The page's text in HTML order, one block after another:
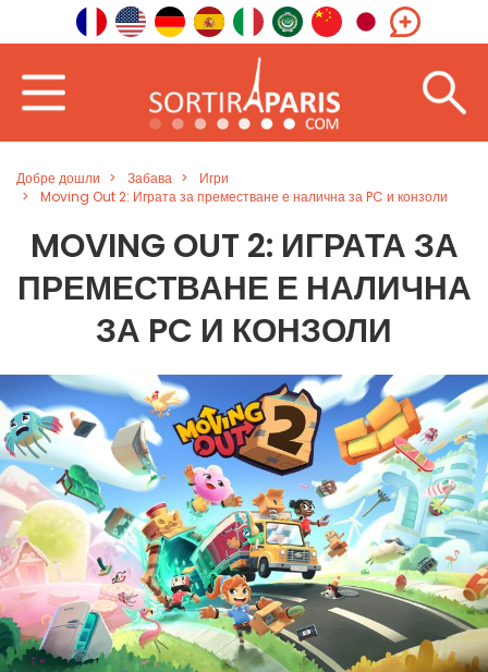
Добре дошли Забава
Игри
Moving Out 2: Играта за преместване е налична за PC и конзоли
MOVING OUT 2: ИГРАТА ЗА
ПРЕМЕСТВАНЕ Е НАЛИЧНА
ЗА PC И КОНЗОЛИ